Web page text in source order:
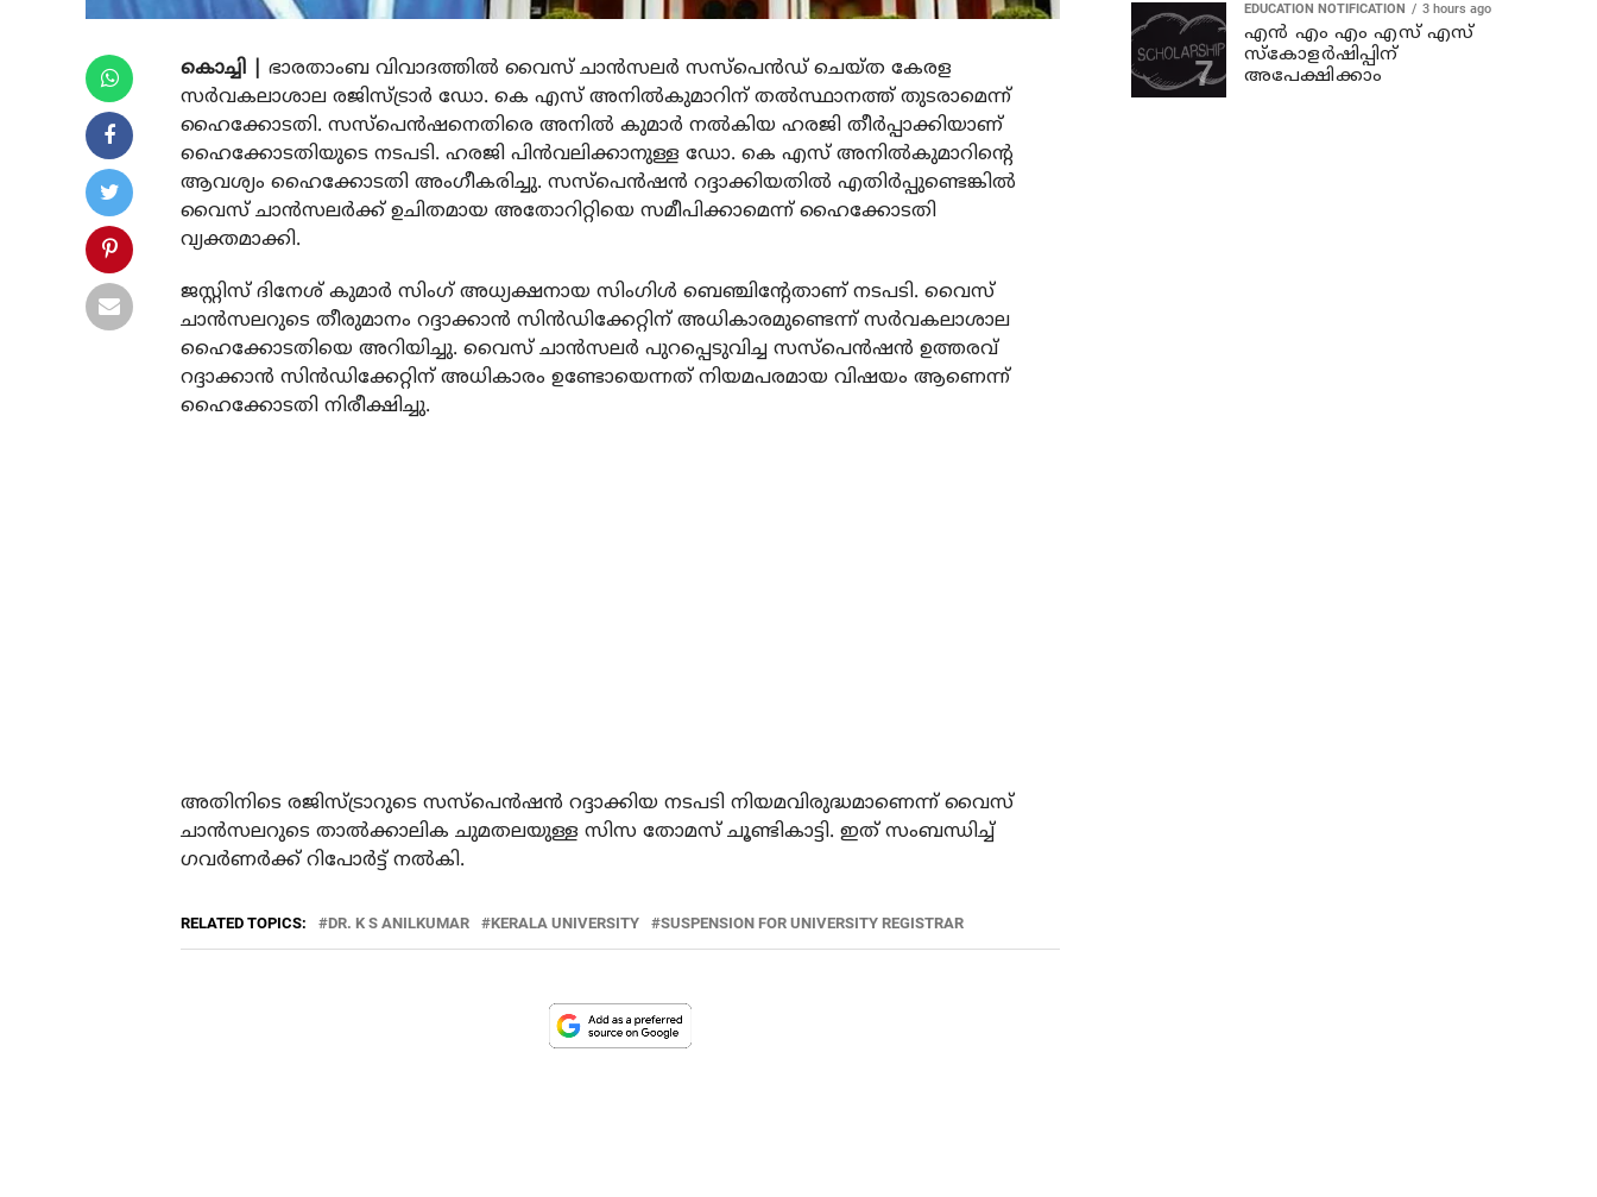
കൊച്ചി |
ഭാരതാംബ വിവാദത്തിൽ വൈസ് ചാൻസലർ സസ്പെൻഡ് ചെയ്ത കേരള
സര്‍വകലാശാല രജിസ്ട്രാർ ഡോ. കെ എസ് അനില്‍കുമാറിന് തൽസ്ഥാനത്ത് തുടരാമെന്ന്
ഹൈക്കോടതി. സസ്‌പെന്‍ഷനെതിരെ അനില്‍ കുമാര്‍ നല്‍കിയ ഹരജി തീര്‍പ്പാക്കിയാണ്
ഹെെക്കോടതിയുടെ നടപടി. ഹരജി പിൻവലിക്കാനുള്ള ഡോ. കെ എസ് അനിൽകുമാറിന്‍റെ
ആവശ്യം ഹെെക്കോടതി അംഗീകരിച്ചു. സസ്‌പെന്‍ഷന്‍ റദ്ദാക്കിയതിൽ എതിര്‍പ്പുണ്ടെങ്കില്‍
വൈസ് ചാന്‍സലര്‍ക്ക് ഉചിതമായ അതോറിറ്റിയെ സമീപിക്കാമെന്ന് ഹൈക്കോടതി
വ്യക്തമാക്കി.
ജസ്റ്റിസ് ദിനേശ് കുമാർ സിംഗ് അധ്യക്ഷനായ സിംഗിൾ ബെഞ്ചിന്‍റേതാണ് നടപടി. വെെസ്
ചാൻസലറുടെ തീരുമാനം റദ്ദാക്കാൻ സിൻഡിക്കേറ്റിന് അധികാരമുണ്ടെന്ന് സർവകലാശാല
ഹെെക്കോടതിയെ അറിയിച്ചു. വെെസ് ചാൻസലർ പുറപ്പെടുവിച്ച സസ്പെൻഷൻ ഉത്തരവ്
റദ്ദാക്കാൻ സിൻഡിക്കേറ്റിന് അധികാരം ഉണ്ടോയെന്നത് നിയമപരമായ വിഷയം ആണെന്ന്
ഹെെക്കോടതി നിരീക്ഷിച്ചു.
അതിനിടെ രജിസ്ട്രാറുടെ സസ്‌പെന്‍ഷന്‍ റദ്ദാക്കിയ നടപടി നിയമവിരുദ്ധമാണെന്ന് വൈസ്
ചാന്‍സലറുടെ താല്‍ക്കാലിക ചുമതലയുള്ള സിസ തോമസ് ചൂണ്ടികാട്ടി. ഇത് സംബന്ധിച്ച്
ഗവര്‍ണര്‍ക്ക് റിപോര്‍ട്ട് നല്‍കി.
RELATED TOPICS: DR. K S ANILKUMAR KERALA UNIVERSITY SUSPENSION FOR UNIVERSITY REGISTRAR
EDUCATION NOTIFICATION 3 hours ago
എൻ എം എം എസ് എസ്
സ്കോളർഷിപ്പിന്
അപേക്ഷിക്കാം